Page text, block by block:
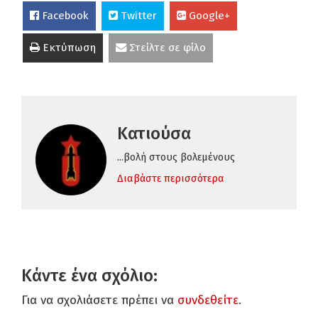
Facebook Twitter Google+
Εκτύπωση Στείλτε σε φίλο
Κατιούσα
...βολή στους βολεμένους
Διαβάστε περισσότερα
Κάντε ένα σχόλιο:
Για να σχολιάσετε πρέπει να συνδεθείτε.